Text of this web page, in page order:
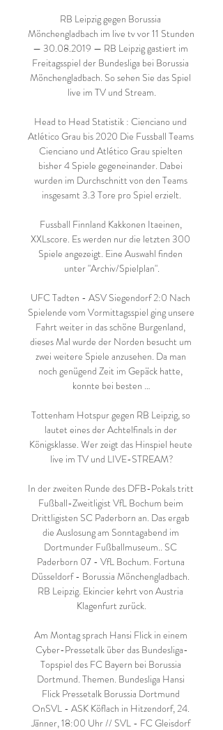
RB Leipzig gegen Borussia
Mönchengladbach im live tv vor 11 Stunden
— 30.08.2019 — RB Leipzig gastiert im
Freitagsspiel der Bundesliga bei Borussia
Mönchengladbach. So sehen Sie das Spiel
live im TV und Stream.
Head to Head Statistik : Cienciano und
Atlético Grau bis 2020 Die Fussball Teams
Cienciano und Atlético Grau spielten
bisher 4 Spiele gegeneinander. Dabei
wurden im Durchschnitt von den Teams
insgesamt 3.3 Tore pro Spiel erzielt.
Fussball Finnland Kakkonen Itaeinen,
XXLscore. Es werden nur die letzten 300
Spiele angezeigt. Eine Auswahl finden
unter "Archiv/Spielplan".
UFC Tadten - ASV Siegendorf 2:0 Nach
Spielende vom Vormittagsspiel ging unsere
Fahrt weiter in das schöne Burgenland,
dieses Mal wurde der Norden besucht um
zwei weitere Spiele anzusehen. Da man
noch genügend Zeit im Gepäck hatte,
konnte bei besten …
Tottenham Hotspur gegen RB Leipzig, so
lautet eines der Achtelfinals in der
Königsklasse. Wer zeigt das Hinspiel heute
live im TV und LIVE-STREAM?
In der zweiten Runde des DFB-Pokals tritt
Fußball-Zweitligist VfL Bochum beim
Drittligisten SC Paderborn an. Das ergab
die Auslosung am Sonntagabend im
Dortmunder Fußballmuseum.. SC
Paderborn 07 - VfL Bochum. Fortuna
Düsseldorf - Borussia Mönchengladbach.
RB Leipzig. Ekincier kehrt von Austria
Klagenfurt zurück.
Am Montag sprach Hansi Flick in einem
Cyber-Pressetalk über das Bundesliga-
Topspiel des FC Bayern bei Borussia
Dortmund. Themen. Bundesliga Hansi
Flick Pressetalk Borussia Dortmund
OnSVL - ASK Köflach in Hitzendorf, 24.
Jänner, 18:00 Uhr // SVL - FC Gleisdorf